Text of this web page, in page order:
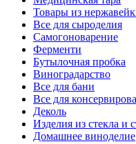
Товары из
Все для сыроделия
Самогоноварение
Ферменти
Бутылочная пробка
Виноградарство
Все для бани
Все для
Деколь
Изделия из стекла и
Домашнее виноделие